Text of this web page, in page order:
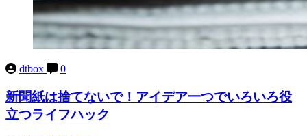
dtbox 0
新聞紙は捨てないで！アイデア一つでいろいろ役
立つライフハック